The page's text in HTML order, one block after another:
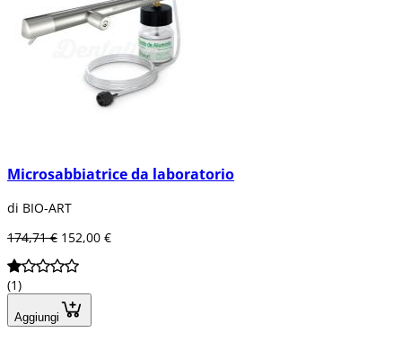
Microsabbiatrice da laboratorio
di BIO-ART
174,71 € 152,00 €
(1)
Aggiungi